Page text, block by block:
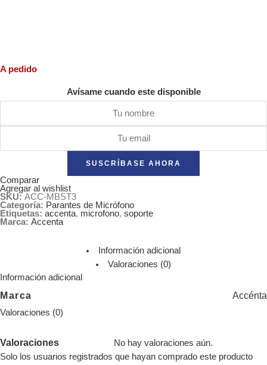
A pedido
Avísame cuando este disponible
SUSCRÍBASE AHORA
Comparar
Agregar al wishlist
SKU: ACC-MBST3
Categoría: Parantes de Micrófono
Etiquetas: accenta, microfono, soporte
Marca: Accenta
Información adicional
Valoraciones (0)
Información adicional
Marca Accénta
Valoraciones (0)
Valoraciones
No hay valoraciones aún.
Solo los usuarios registrados que hayan comprado este producto